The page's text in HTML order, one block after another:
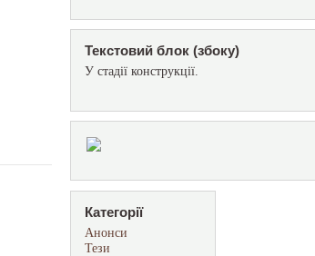
Текстовий блок (збоку)
У стадії конструкції.
Категорії
Анонси
Тези